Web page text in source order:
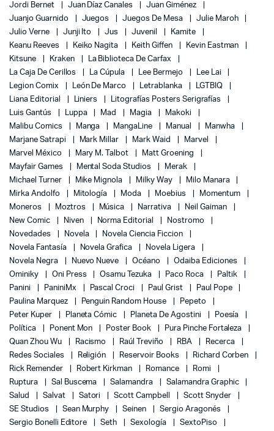
Jordi Bernet
Juan Díaz Canales
Juan Giménez
Juanjo Guarnido
Juegos Juegos De Mesa
Julie Maroh
Julio Verne
Junji Ito Jus Juvenil
Kamite
Keanu Reeves
Keiko Nagita Keith Giffen
Kevin Eastman
Kitsune
Kraken
La Biblioteca De Carfax
La Caja De Cerillos
La Cúpula Lee Bermejo
Lee Lai
Legion Comix
León De Marco Letrablanka
LGTBIQ
Liana Editorial
Liniers
Litografías Posters Serigrafías
Luis Gantús
Luppa Mad Magia
Makoki
Malibu Comics
Manga MangaLine Manual
Manwha
Marjane Satrapi
Mark Millar Mark Waid
Marvel
Marvel México
Mary M. Talbot
Matt Groening
Mayfair Games
Mental Soda Studios
Merak
Michael Turner
Mike Mignola Milky Way
Milo Manara
Mirka Andolfo
Mitología Moda Moebius
Momentum
Moneros
Moztros Música Narrativa
Neil Gaiman
New Comic
Niven Norma Editorial
Nostromo
Novedades
Novela
Novela Ciencia Ficcion
Novela Fantasía
Novela Grafica
Novela Ligera
Novela Negra
Nuevo Nueve Océano
Odaiba Ediciones
Ominiky
Oni Press Osamu Tezuka Paco Roca
Paltik
Panini
PaniniMx Pascal Croci Paul Grist
Paul Pope
Paulina Marquez
Penguin Random House
Pepeto
Peter Kuper
Planeta Cómic Planeta De Agostini
Poesía
Política
Ponent Mon Poster Book
Pura Pinche Fortaleza
Quan Zhou Wu
Racismo Raúl Treviño RBA
Recerca
Redes Sociales
Religión Reservoir Books
Richard Corben
Rick Remender
Robert Kirkman Romance
Romi
Ruptura
Sal Buscema Salamandra
Salamandra Graphic
Salud
Salvat Satori Scott Campbell
Scott Snyder
SE Studios
Sean Murphy Seinen
Sergio Aragonés
Sergio Bonelli Editore
Seth Sexología
SextoPiso